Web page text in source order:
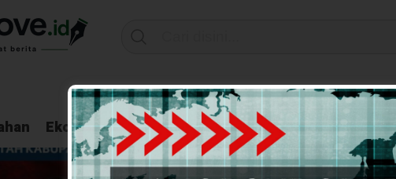
Ekonomi & Bisnis Info Tanah Papua Kesehatan
Support by